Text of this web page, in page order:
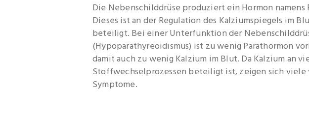
Die Nebenschilddrüse produziert ein Hormon namens
Dieses ist an der Regulation des Kalziumspiegels im
beteiligt. Bei einer Unterfunktion der
(Hypoparathyreoidismus) ist zu wenig Parathormon
damit auch zu wenig Kalzium im Blut. Da Kalzium an
Stoffwechselprozessen beteiligt ist, zeigen sich viele
Symptome.